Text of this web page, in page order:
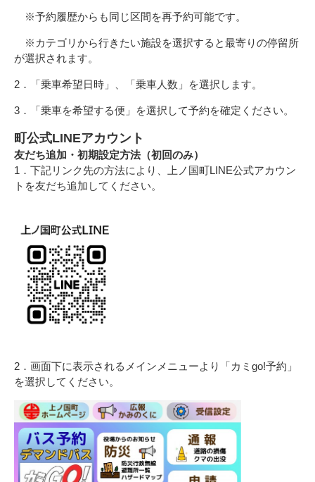
※予約履歴からも同じ区間を再予約可能です。
※カテゴリから行きたい施設を選択すると最寄りの停留所
が選択されます。
2．「乗車希望日時」、「乗車人数」を選択します。
3．「乗車を希望する便」を選択して予約を確定ください。
町公式LINEアカウント
友だち追加・初期設定方法（初回のみ）
1．下記リンク先の方法により、上ノ国町LINE公式アカウン
トを友だち追加してください。
2．画面下に表示されるメインメニューより「カミgo!予約」
を選択してください。